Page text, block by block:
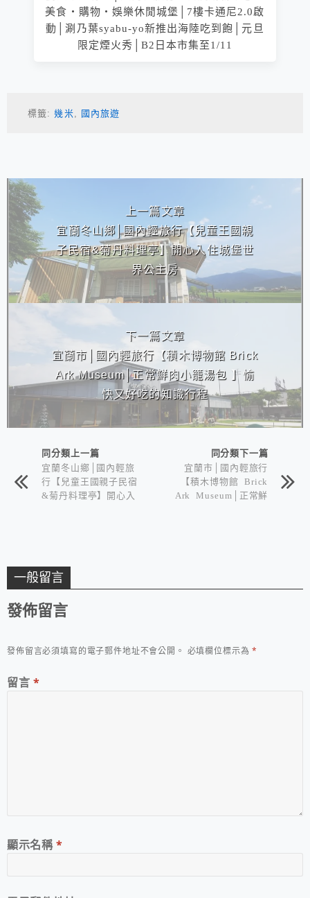
美食‧購物‧娛樂休閒城堡│7樓卡通尼2.0啟
動│涮乃葉syabu-yo新推出海陸吃到飽│元旦
限定煙火秀│B2日本市集至1/11
標籤:幾米 國內旅遊
相連文章
上一篇文章
宜蘭冬山鄉│國內輕旅行【兒童王國親
子民宿&菊丹料理亭】開心入住城堡世
界公主房
下一篇文章
宜蘭市│國內輕旅行【積木博物館 Brick
Ark Museum│正常鮮肉小籠湯包 】愉
快又好吃的知識行程
同分類上一篇
宜蘭冬山鄉│國內輕旅
行【兒童王國親子民宿
&菊丹料理亭】開心入
同分類下一篇
宜蘭市│國內輕旅行
【積木博物館 Brick
Ark Museum│正常鮮
一般留言
發佈留言
發佈留言必須填寫的電子郵件地址不會公開。 必填欄位標示為*
留言 *
顯示名稱*